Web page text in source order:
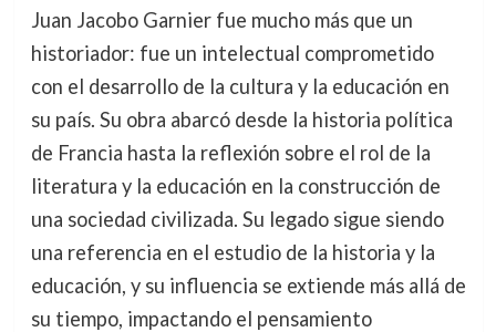
Juan Jacobo Garnier fue mucho más que un
historiador: fue un intelectual comprometido
con el desarrollo de la cultura y la educación en
su país. Su obra abarcó desde la historia política
de Francia hasta la reflexión sobre el rol de la
literatura y la educación en la construcción de
una sociedad civilizada. Su legado sigue siendo
una referencia en el estudio de la historia y la
educación, y su influencia se extiende más allá de
su tiempo, impactando el pensamiento